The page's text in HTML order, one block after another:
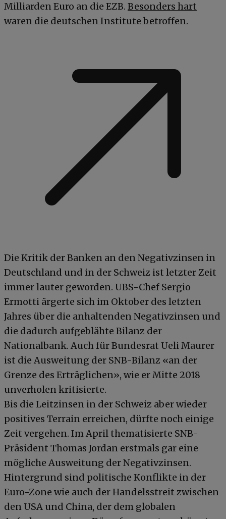
Milliarden Euro an die EZB. Besonders hart
waren die deutschen Institute betroffen.
Die Kritik der Banken an den Negativzinsen in
Deutschland und in der Schweiz ist letzter Zeit
immer lauter geworden. UBS-Chef Sergio
Ermotti ärgerte sich im Oktober des letzten
Jahres über die anhaltenden Negativzinsen und
die dadurch aufgeblähte Bilanz der
Nationalbank. Auch für Bundesrat Ueli Maurer
ist die Ausweitung der SNB-Bilanz «an der
Grenze des Erträglichen», wie er Mitte 2018
unverholen kritisierte.
Bis die Leitzinsen in der Schweiz aber wieder
positives Terrain erreichen, dürfte noch einige
Zeit vergehen. Im April thematisierte SNB-
Präsident Thomas Jordan erstmals gar eine
mögliche Ausweitung der Negativzinsen.
Hintergrund sind politische Konflikte in der
Euro-Zone wie auch der Handelsstreit zwischen
den USA und China, der dem globalen